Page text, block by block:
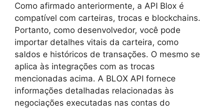
Como afirmado anteriormente, a API Blox é
compatível com carteiras, trocas e blockchains.
Portanto, como desenvolvedor, você pode
importar detalhes vitais da carteira, como
saldos e históricos de transações. O mesmo se
aplica às integrações com as trocas
mencionadas acima. A BLOX API fornece
informações detalhadas relacionadas às
negociações executadas nas contas do